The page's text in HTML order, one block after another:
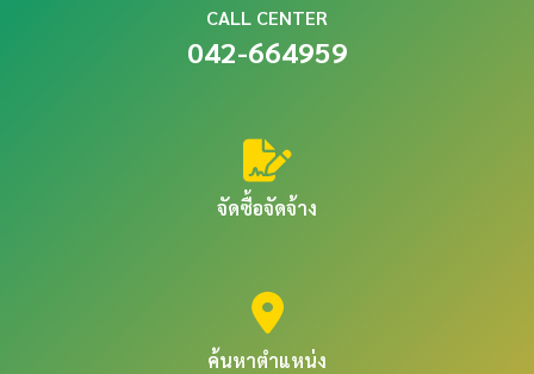
CALL CENTER
042-664959
จัดซื้อจัดจ้าง
ค้นหาตำแหน่ง